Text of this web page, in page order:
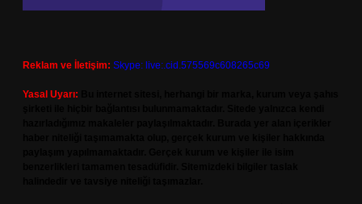
Reklam ve İletişim: Skype: live:.cid.575569c608265c69
Yasal Uyarı: